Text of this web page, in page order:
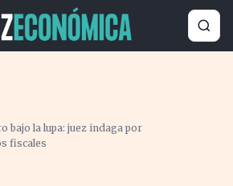
bajo la lupa: juez indaga por
fiscales